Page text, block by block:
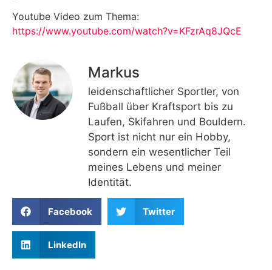
Youtube Video zum Thema:
https://www.youtube.com/watch?v=KFzrAq8JQcE
Markus
leidenschaftlicher Sportler, von
Fußball über Kraftsport bis zu
Laufen, Skifahren und Bouldern.
Sport ist nicht nur ein Hobby,
sondern ein wesentlicher Teil
meines Lebens und meiner
Identität.
Facebook Twitter
LinkedIn